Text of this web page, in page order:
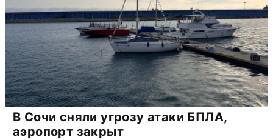
В Сочи сняли угрозу атаки БПЛА,
аэропорт закрыт